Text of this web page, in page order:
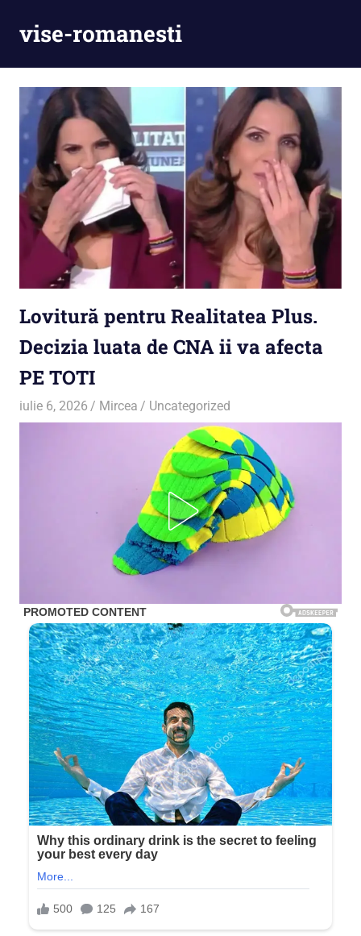
vise-romanesti
Lovitură pentru Realitatea Plus.
Decizia luata de CNA ii va afecta
PE TOTI
iulie 6, 2026 Mircea Uncategorized